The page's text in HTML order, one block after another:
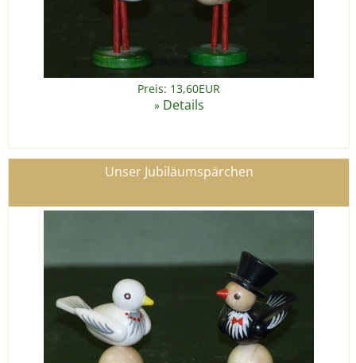
Preis: 13,60EUR
» Details
Unser Jubiläumspärchen